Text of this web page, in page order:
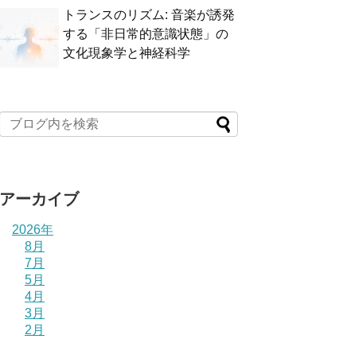
トランスのリズム: 音楽が誘発
する「非日常的意識状態」の
文化現象学と神経科学
アーカイブ
2026年
8月
7月
5月
4月
3月
2月